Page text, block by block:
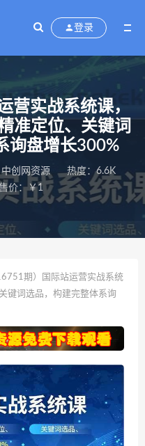
登录
营实战系统课，
准定位、关键词
询盘增长300%
中创网资源
热度：6.6K
价：￥1
期）国际站运营实战系统
键词选品，构建完整体系询